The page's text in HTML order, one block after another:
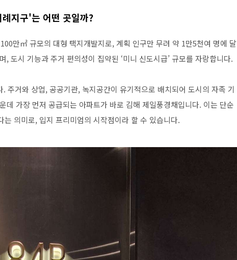
지구'는 어떤 곳일까?
만㎡ 규모의 대형 택지개발지로, 계획 인구만 무려 약 1만5천여 명에 달
도시 기능과 주거 편의성이 집약된 ‘미니 신도시급’ 규모를 자랑합니다.
주거와 상업, 공공기관, 녹지공간이 유기적으로 배치되어 도시의 자족 기
데 가장 먼저 공급되는 아파트가 바로 김해 제일풍경채입니다. 이는 단순
의미로, 입지 프리미엄의 시작점이라 할 수 있습니다.